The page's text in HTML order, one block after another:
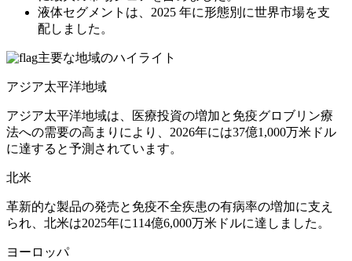
液体セグメントは、2025 年に形態別に世界市場を支
配しました。
主要な地域のハイライト
アジア太平洋地域
アジア太平洋地域は、医療投資の増加と免疫グロブリン療
法への需要の高まりにより、2026年には37億1,000万米ドル
に達すると予測されています。
北米
革新的な製品の発売と免疫不全疾患の有病率の増加に支え
られ、北米は2025年に114億6,000万米ドルに達しました。
ヨーロッパ